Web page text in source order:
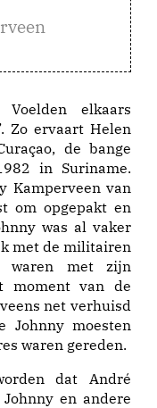
elkaars
Zo ervaart Helen
de bange
in Suriname.
Kamperveen van
om opgepakt en
was al vaker
met de militairen
waren met zijn
moment van de
net verhuisd
Johnny moesten
waren gereden.
dat André
en andere